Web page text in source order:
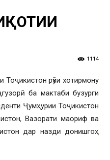
1114
рӯзи хотирмону
ба мактаби бузурги
Ҷумҳурии Тоҷикистон
Вазорати маориф ва
дар назди донишгоҳ